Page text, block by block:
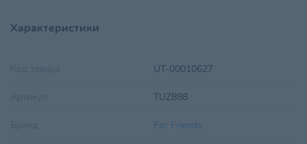
Характеристики
UT-00010627
TUZ898
For Friends